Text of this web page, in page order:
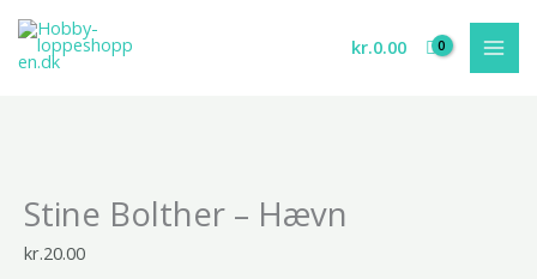
indholdet
kr.0.00
Stine Bolther – Hævn
kr.20.00
Bolther
-
Hævn